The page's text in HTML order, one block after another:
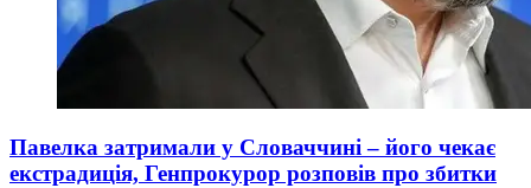
Павелка затримали у Словаччині – його чекає
екстрадиція, Генпрокурор розповів про збитки